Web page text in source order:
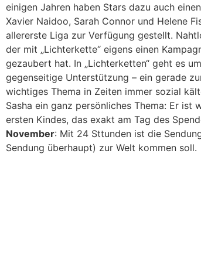
einigen Jahren haben Stars dazu auch
Xavier Naidoo, Sarah Connor und Helene
allererste Liga zur Verfügung gestellt.
der mit „Lichterkette“ eigens einen
gezaubert hat. In „Lichterketten“ geht es
gegenseitige Unterstützung – ein gerade
wichtiges Thema in Zeiten immer sozial
Sasha ein ganz persönliches Thema: Er ist
ersten Kindes, das exakt am Tag des
November: Mit 24 Sttunden ist die
Sendung überhaupt) zur Welt kommen soll.